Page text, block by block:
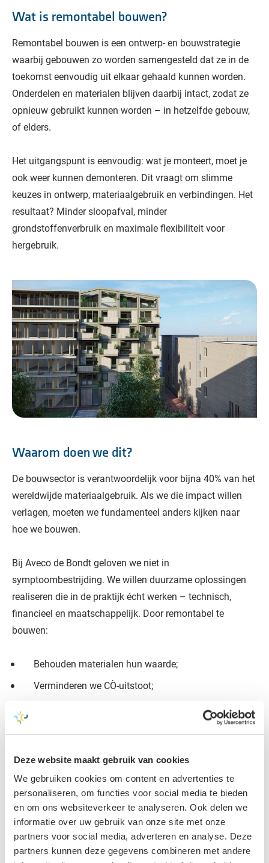
Deze website maakt gebruik van cookies
We gebruiken cookies om content en advertenties te
personaliseren, om functies voor social media te bieden
en om ons websiteverkeer te analyseren. Ook delen we
informatie over uw gebruik van onze site met onze
partners voor social media, adverteren en analyse. Deze
partners kunnen deze gegevens combineren met andere
Wat is remontabel bouwen?
Remontabel bouwen is een ontwerp- en bouwstrategie
waarbij gebouwen zo worden samengesteld dat ze in de
toekomst eenvoudig uit elkaar gehaald kunnen worden.
Onderdelen en materialen blijven daarbij intact, zodat ze
opnieuw gebruikt kunnen worden – in hetzelfde gebouw,
of elders.
Het uitgangspunt is eenvoudig: wat je monteert, moet je
ook weer kunnen demonteren. Dit vraagt om slimme
keuzes in ontwerp, materiaalgebruik en verbindingen. Het
resultaat? Minder sloopafval, minder
grondstoffenverbruik en maximale flexibiliteit voor
hergebruik.
Waarom doen we dit?
De bouwsector is verantwoordelijk voor bijna 40% van het
wereldwijde materiaalgebruik. Als we die impact willen
verlagen, moeten we fundamenteel anders kijken naar
hoe we bouwen.
Bij Aveco de Bondt geloven we niet in
symptoombestrijding. We willen duurzame oplossingen
realiseren die in de praktijk écht werken – technisch,
financieel en maatschappelijk. Door remontabel te
bouwen:
Behouden materialen hun waarde;
Verminderen we CO₂-uitstoot;
Vergroten we de levensduur van gebouwen;
En dragen we actief bij aan de circulaire economie
Voor mij betekent remontabel
bouwen: zo ontwerpen dat je het
gebouw ook weer uit elkaar kunt halen
en ergens anders opnieuw in elkaar
kunt zetten. Elementen en verbindingen